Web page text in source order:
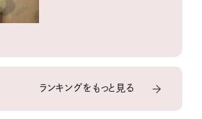
ランキングをもっと見る